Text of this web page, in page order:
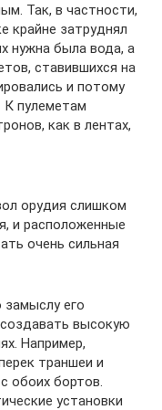
Так, в частности,
крайне затруднял
нужна была вода, а
ставившихся на
и потому
К пулеметам
как в лентах,
орудия слишком
и расположенные
очень сильная
замыслу его
высокую
Например,
траншеи и
обоих бортов.
установки